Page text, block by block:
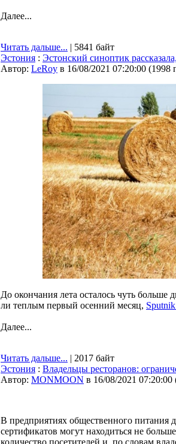
Далее...
Читать дальше... | 5841 байт
Эстония : Эстонский синоптик
Автор: LeRoy в 16/08/2021 07:20:00 (1998
До окончания лета осталось чуть больше
ли теплым первый осенний месяц,
Далее...
Читать дальше... | 2017 байт
Эстония : Владельцы ресторанов:
Автор: MONMOON в 16/08/2021 07:20:00
В предприятиях общественного питания
сертификатов могут находиться не
количество посетителей и, по словам